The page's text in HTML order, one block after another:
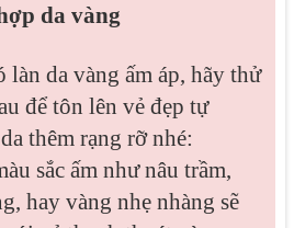
da vàng
da vàng ấm áp, hãy thử
để tôn lên vẻ đẹp tự
thêm rạng rỡ nhé:
sắc ấm như nâu trầm,
hay vàng nhẹ nhàng sẽ